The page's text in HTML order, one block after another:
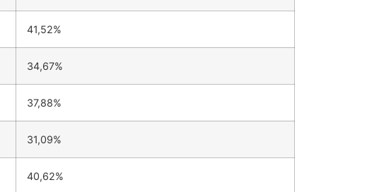
41,52%
34,67%
37,88%
31,09%
40,62%